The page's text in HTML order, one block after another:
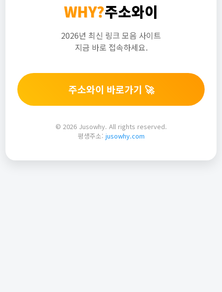
WHY?주소와이
2026년 최신 링크 모음 사이트
지금 바로 접속하세요.
주소와이 바로가기 🚀
© 2026 Jusowhy. All rights reserved.
평생주소: jusowhy.com